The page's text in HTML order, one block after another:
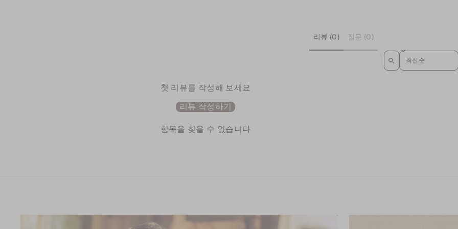
리뷰 (0) 질문 (0)
SORT REVIEWS
첫 리뷰를 작성해 보세요
리뷰 작성하기
항목을 찾을 수 없습니다